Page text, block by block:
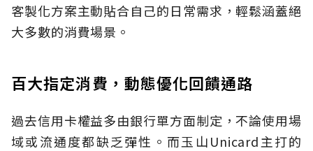
客製化方案主動貼合自己的日常需求，輕鬆涵蓋絕
大多數的消費場景。
百大指定消費，動態優化回饋通路
過去信用卡權益多由銀行單方面制定，不論使用場
域或流通度都缺乏彈性。而玉山Unicard主打的